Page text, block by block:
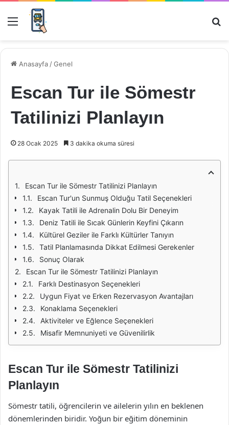
Menü
Anasayfa /Genel
Escan Tur ile Sömestr
Tatilinizi Planlayın
28 Ocak 2025 3 dakika okuma süresi
Escan Tur ile Sömestr Tatilinizi Planlayın
Escan Tur'un Sunmuş Olduğu Tatil Seçenekleri
Kayak Tatili ile Adrenalin Dolu Bir Deneyim
Deniz Tatili ile Sıcak Günlerin Keyfini Çıkarın
Kültürel Geziler ile Farklı Kültürler Tanıyın
Tatil Planlamasında Dikkat Edilmesi Gerekenler
Sonuç Olarak
Escan Tur ile Sömestr Tatilinizi Planlayın
Farklı Destinasyon Seçenekleri
Uygun Fiyat ve Erken Rezervasyon Avantajları
Konaklama Seçenekleri
Aktiviteler ve Eğlence Seçenekleri
Misafir Memnuniyeti ve Güvenilirlik
Escan Tur ile Sömestr Tatilinizi
Planlayın
Sömestr tatili, öğrencilerin ve ailelerin yılın en beklenen
dönemlerinden biridir. Yoğun bir eğitim döneminin